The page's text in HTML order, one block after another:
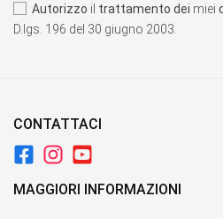
Autorizzo il trattamento dei miei
D.lgs. 196 del 30 giugno 2003.
CONTATTACI
MAGGIORI INFORMAZIONI